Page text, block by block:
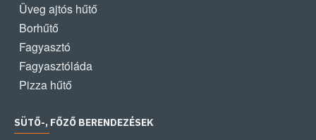
Üveg ajtós hűtő
Borhűtő
Fagyasztó
Fagyasztóláda
Pizza hűtő
SÜTŐ-, FŐZŐ BERENDEZÉSEK